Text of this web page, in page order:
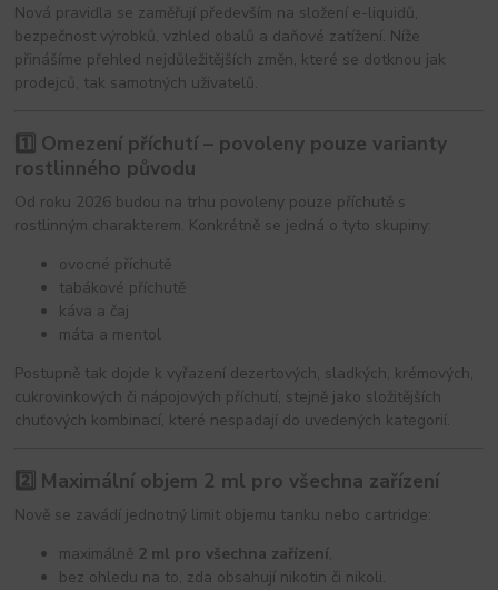
Nová pravidla se zaměřují především na složení e-liquidů,
bezpečnost výrobků, vzhled obalů a daňové zatížení. Níže
přinášíme přehled nejdůležitějších změn, které se dotknou jak
prodejců, tak samotných uživatelů.
1️⃣ Omezení příchutí – povoleny pouze varianty
rostlinného původu
Od roku 2026 budou na trhu povoleny pouze příchutě s
rostlinným charakterem. Konkrétně se jedná o tyto skupiny:
ovocné příchutě
tabákové příchutě
káva a čaj
máta a mentol
Postupně tak dojde k vyřazení dezertových, sladkých, krémových,
cukrovinkových či nápojových příchutí, stejně jako složitějších
chuťových kombinací, které nespadají do uvedených kategorií.
2️⃣ Maximální objem 2 ml pro všechna zařízení
Nově se zavádí jednotný limit objemu tanku nebo cartridge:
maximálně 2 ml pro všechna zařízení,
bez ohledu na to, zda obsahují nikotin či nikoli.